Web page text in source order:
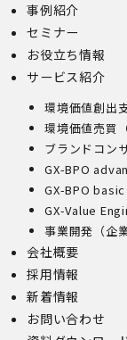
事例紹介
セミナー
お役立ち情報
サービス紹介
環境価値創出
環境価値売買
ブランドコン
GX-BPO
GX-BPO basic
GX-Value
事業開発（企
会社概要
採用情報
新着情報
お問い合わせ